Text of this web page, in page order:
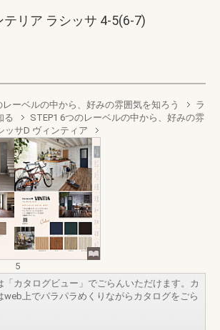
リア ラシッサ 4-5(6-7)
レーベルの中から、好みの雰囲気を知ろう
ラ
る
STEP1 6つのレーベルの中から、好みの雰
ッサD ヴィンティア
5
「カタログビュー」でごらんいただけます。カ
web上でパラパラめくりながらカタログをごら